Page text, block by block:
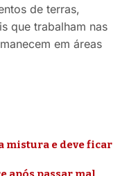
de terras,
que trabalham nas
em áreas
mistura e deve ficar